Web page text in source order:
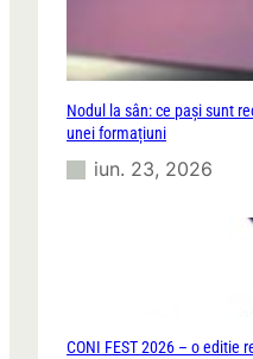
Nodul la sân: ce pași sunt
unei formațiuni
iun. 23, 2026
CONI FEST 2026 – o editie